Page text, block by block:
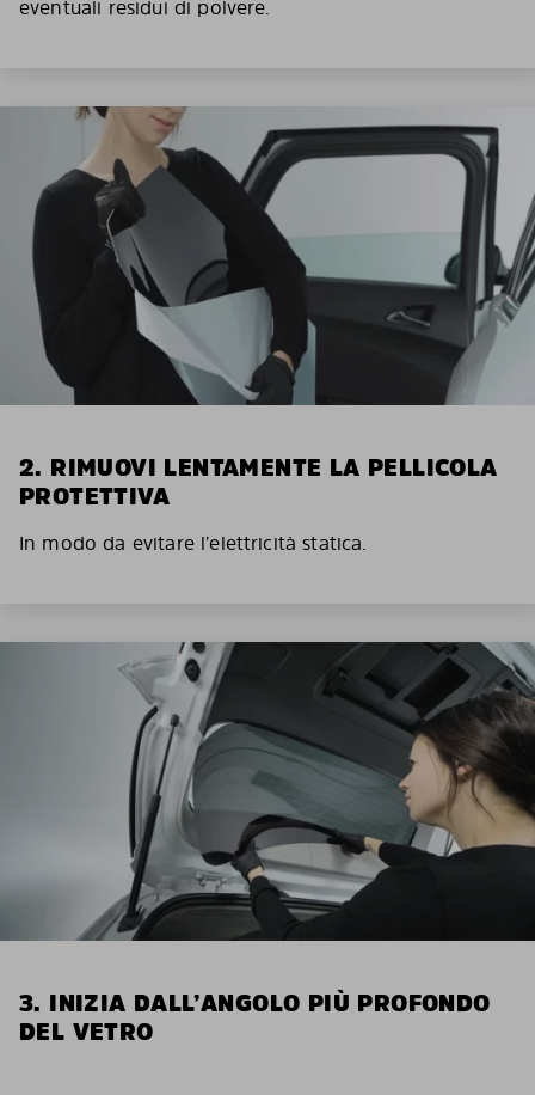
eventuali residui di polvere.
2. RIMUOVI LENTAMENTE LA PELLICOLA
PROTETTIVA
In modo da evitare l’elettricità statica.
3. INIZIA DALL’ANGOLO PIÙ PROFONDO
DEL VETRO